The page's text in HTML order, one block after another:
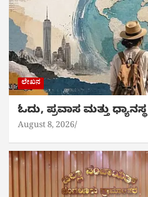
ಲೇಖನ
ಓದು, ಪ್ರವಾಸ ಮತ್ತು
August 8, 2026